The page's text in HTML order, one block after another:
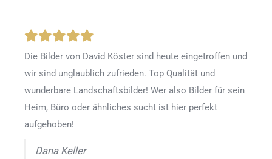
Die Bilder von David Köster sind heute eingetroffen und
wir sind unglaublich zufrieden. Top Qualität und
wunderbare Landschaftsbilder! Wer also Bilder für sein
Heim, Büro oder ähnliches sucht ist hier perfekt
aufgehoben!
Dana Keller